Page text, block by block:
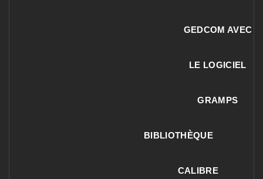
GEDCOM AVEC
LE LOGICIEL
GRAMPS
BIBLIOTHÈQUE
CALIBRE